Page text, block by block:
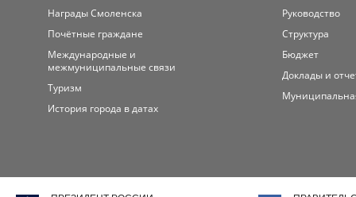
Награды Смоленска
Почётные граждане
Международные и
межмуниципальные связи
Туризм
История города в датах
Руководство
Структура
Бюджет
Доклады и